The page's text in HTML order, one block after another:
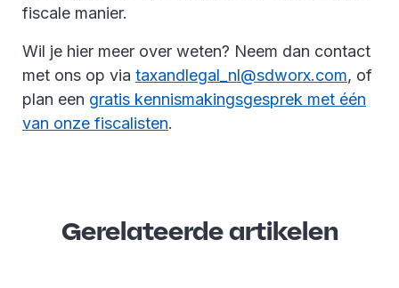
fiscale manier.
Wil je hier meer over weten? Neem dan contact
met ons op via taxandlegal_nl@sdworx.com, of
plan een gratis kennismakingsgesprek met één
van onze fiscalisten.
Gerelateerde artikelen